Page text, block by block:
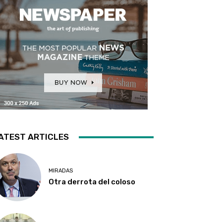
ARTICLES
MIRADAS
Otra derrota del coloso